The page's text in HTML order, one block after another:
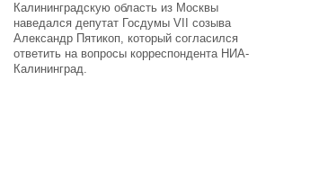
Калининградскую область из Москвы
наведался депутат Госдумы VII созыва
Александр Пятикоп, который согласился
ответить на вопросы корреспондента НИА-
Калининград.